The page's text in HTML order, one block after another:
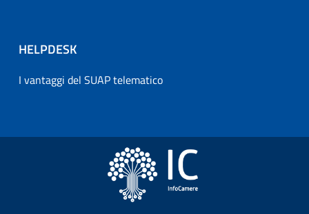
HELPDESK
I vantaggi del SUAP telematico